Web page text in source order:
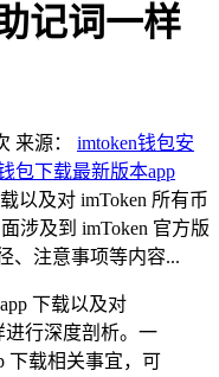
记词一样
来源： imtoken钱包安
包下载最新版本app
以及对 imToken 所有币
涉及到 imToken 官方版
、注意事项等内容...
下载以及对
进行深度剖析。一
下载相关事宜，可